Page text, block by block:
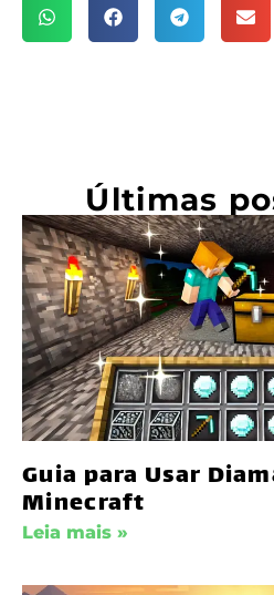
Últimas
Guia para Usar
Minecraft
Leia mais »